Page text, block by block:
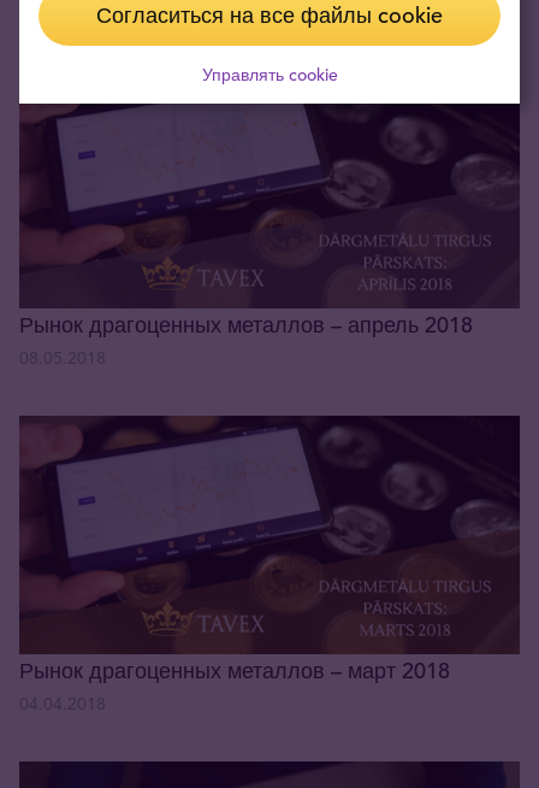
18.06.2018
Рынок драгоценных металлов – апрель 2018
Рынок драгоценных металлов – март 2018
Согласиться на все файлы cookie
Управлять cookie